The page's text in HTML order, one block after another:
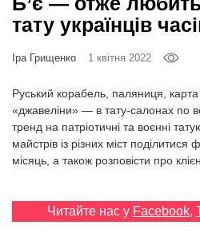
EN
RU
тату українців
Іра Грищенко 1 квітня 2022
Руський корабель, паляниця, карта
«джавеліни» — в тату-салонах по
тренд на патріотичні та воєнні
майстрів із різних міст
місяць, а також розповісти про
Читайте нас у Facebook,